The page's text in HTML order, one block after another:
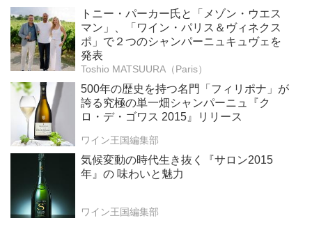
トニー・パーカー氏と「メゾン・ウエス
マン」、「ワイン・パリス＆ヴィネクス
ポ」で２つのシャンパーニュキュヴェを
発表
Toshio MATSUURA（Paris）
500年の歴史を持つ名門「フィリポナ」が
誇る究極の単一畑シャンパーニュ『ク
ロ・デ・ゴワス 2015』リリース
ワイン王国編集部
気候変動の時代生き抜く『サロン2015
年』の 味わいと魅力
ワイン王国編集部